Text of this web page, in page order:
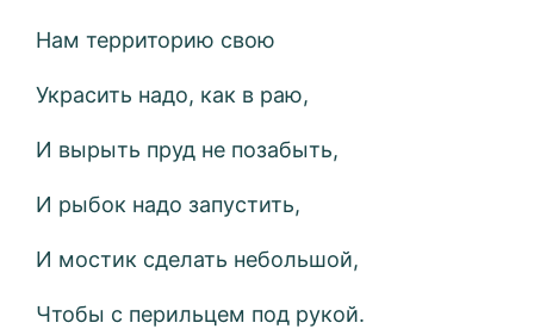
Нам территорию свою
Украсить надо, как в раю,
И вырыть пруд не позабыть,
И рыбок надо запустить,
И мостик сделать небольшой,
Чтобы с перильцем под рукой.